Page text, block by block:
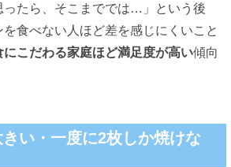
ったら、そこまででは…」という後
食べない人ほど差を感じにくいこと
こだわる家庭ほど満足度が高い傾向
い・一度に2枚しか焼けな